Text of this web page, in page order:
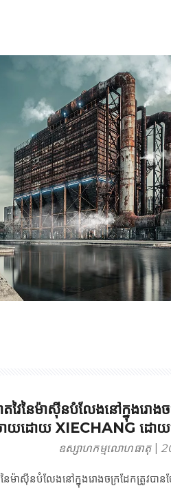
តវៃនៃម៉ាស៊ីនបំលែងនៅក្នុងរោងច
ាយដោយ XIECHANG ដោ
ឧស្សាហកម្មលោហធាតុ
នៃម៉ាស៊ីនបំលែងនៅក្នុងរោងចក្រដែកត្រូវបា